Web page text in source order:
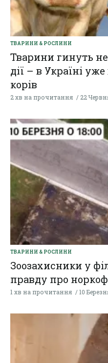
ТВАРИНИ & РОСЛИНИ
Тварини гинуть
дії – в Україні
корів
2 хв на прочитання 22
ТВАРИНИ & РОСЛИНИ
Зоозахисники у
правду про
1 хв на прочитання 10